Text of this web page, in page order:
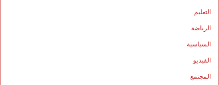
التعليم
الرياضة
السياسية
الفيديو
المجتمع